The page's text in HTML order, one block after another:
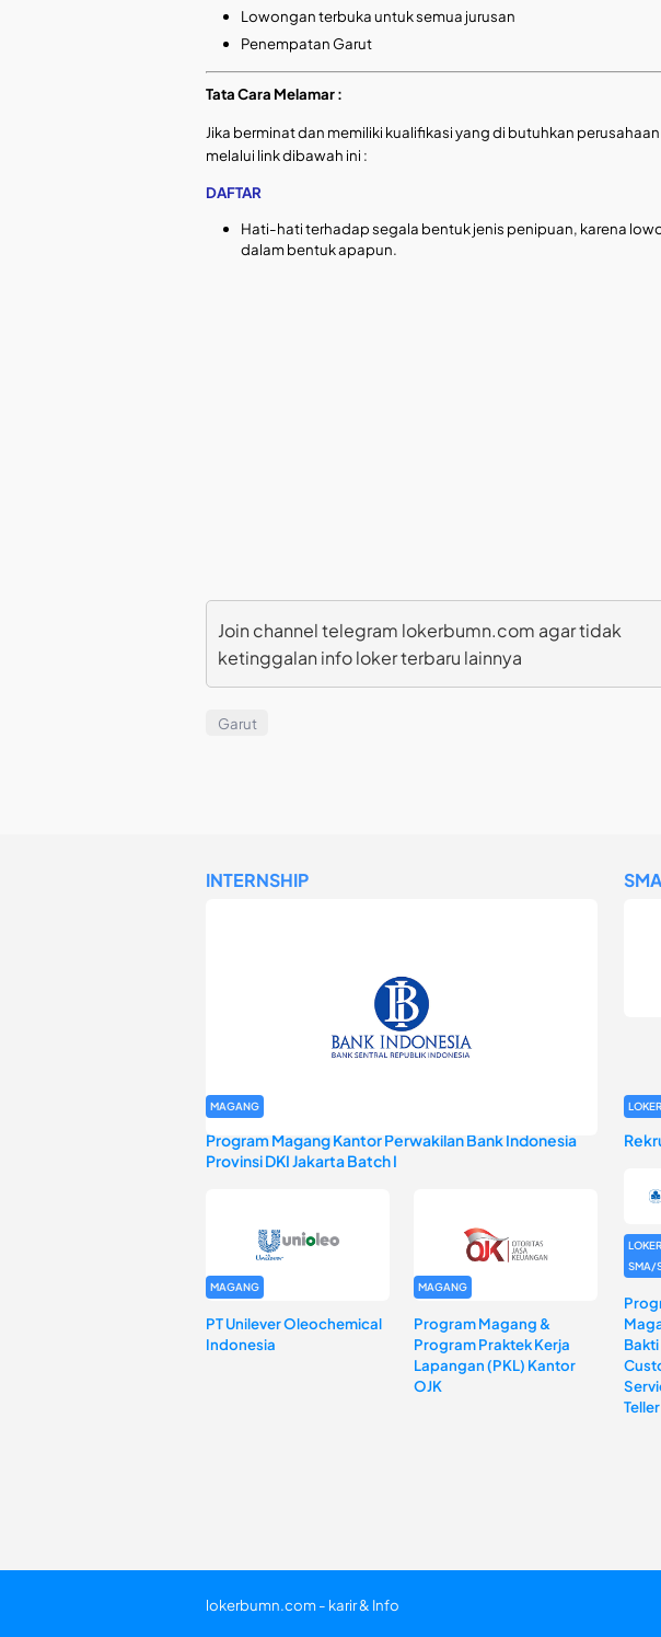
Lowongan terbuka untuk semua jurusan
Penempatan Garut
Tata Cara Melamar :
Jika berminat dan memiliki kualifikasi yang di butuhkan
melalui link dibawah ini :
DAFTAR
Hati-hati terhadap segala bentuk jenis penipuan, karena
dalam bentuk apapun.
Join channel telegram lokerbumn.com agar tidak
ketinggalan info loker terbaru lainnya
Garut
INTERNSHIP
MAGANG
Program Magang Kantor Perwakilan Bank Indonesia
Provinsi DKI Jakarta Batch I
MAGANG
PT Unilever Oleochemical
Indonesia
MAGANG
Program Magang &
Program Praktek Kerja
Lapangan (PKL) Kantor
OJK
LOKER
SMA/
Bakti
Teller
lokerbumn.com - karir & Info